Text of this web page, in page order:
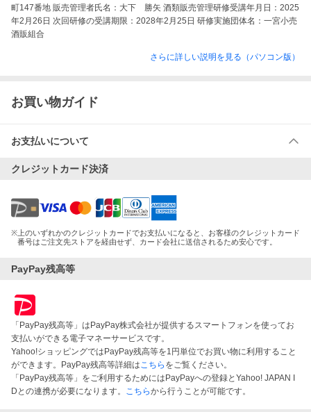
町147番地 販売管理者氏名：大下　勝矢 酒類販売管理研修受講年月日：2025
年2月26日 次回研修の受講期限：2028年2月25日 研修実施団体名：一宮小売
酒販組合
さらに詳しい説明を見る（パソコン版）
お買い物ガイド
お支払いについて
クレジットカード決済
※ 上のいずれかのクレジットカードでお支払いになると、お客様のクレジットカード
番号はご注文先ストアを経由せず、カード会社に送信されるため安心です。
PayPay残高等
「PayPay残高等」はPayPay株式会社が提供するスマートフォンを使ってお
支払いができる電子マネーサービスです。
Yahoo!ショッピングではPayPay残高等を1円単位でお買い物に利用すること
ができます。PayPay残高等詳細は こちら をご覧ください。
「PayPay残高等」をご利用するためにはPayPayへの登録とYahoo! JAPAN I
Dとの連携が必要になります。
こちらから行うことが可能です。